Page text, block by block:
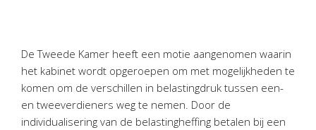
Bedrijfseconomisch advies
Belastingadvies Purmerend
Online boekhouden
De Tweede Kamer heeft een motie aangenomen waarin
het kabinet wordt opgeroepen om met mogelijkheden te
komen om de verschillen in belastingdruk tussen een-
en tweeverdieners weg te nemen. Door de
individualisering van de belastingheffing betalen bij een